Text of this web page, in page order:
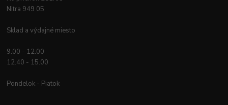
Nitra 949 05
Sklad a výdajné miesto
9.00 - 12.00
12.40 - 15.00
Pondelok - Piatok